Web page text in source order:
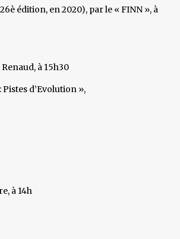
édition, en 2020), par le « FINN », à
à 15h30
d’Evolution »,
à 14h